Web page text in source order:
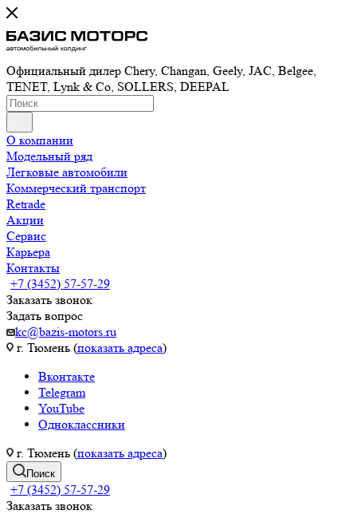
Официальный дилер Chery, Changan, Geely, JAC, Belgee,
TENET, Lynk & Co, SOLLERS, DEEPAL
О компании
Модельный ряд
Легковые автомобили
Коммерческий транспорт
Retrade
Акции
Сервис
Карьера
Контакты
+7 (3452) 57-57-29
Заказать звонок
Задать вопрос
kc@bazis-motors.ru
г. Тюмень (показать адреса)
Вконтакте
Telegram
YouTube
Одноклассники
г. Тюмень (показать адреса)
Поиск
+7 (3452) 57-57-29
Заказать звонок